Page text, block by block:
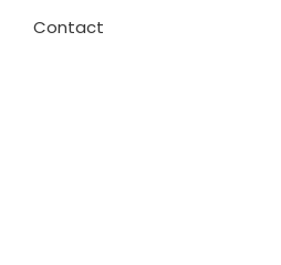
Contact